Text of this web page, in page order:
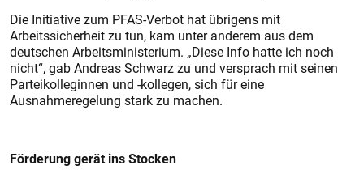
Die Initiative zum PFAS-Verbot hat übrigens mit
Arbeitssicherheit zu tun, kam unter anderem aus dem
deutschen Arbeitsministerium. „Diese Info hatte ich noch
nicht“, gab Andreas Schwarz zu und versprach mit seinen
Parteikolleginnen und -kollegen, sich für eine
Ausnahmeregelung stark zu machen.
Förderung gerät ins Stocken